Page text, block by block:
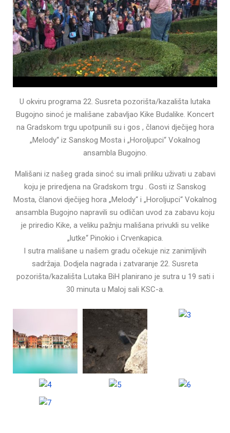
U okviru programa 22. Susreta pozorišta/kazališta lutaka
Bugojno sinoć je mališane zabavljao Kike Budalike. Koncert
na Gradskom trgu upotpunili su i gos , članovi dječijeg hora
„Melody“ iz Sanskog Mosta i „Horoljupci“ Vokalnog
ansambla Bugojno.
Mališani iz našeg grada sinoć su imali priliku uživati u zabavi
koju je priredjena na Gradskom trgu . Gosti iz Sanskog
Mosta, članovi dječijeg hora „Melody“ i „Horoljupci“ Vokalnog
ansambla Bugojno napravili su odličan uvod za zabavu koju
je priredio Kike, a veliku pažnju mališana privukli su velike
„lutke“ Pinokio i Crvenkapica.
I sutra mališane u našem gradu očekuje niz zanimljivih
sadržaja. Dodjela nagrada i zatvaranje 22. Susreta
pozorišta/kazališta Lutaka BiH planirano je sutra u 19 sati i
30 minuta u Maloj sali KSC-a.